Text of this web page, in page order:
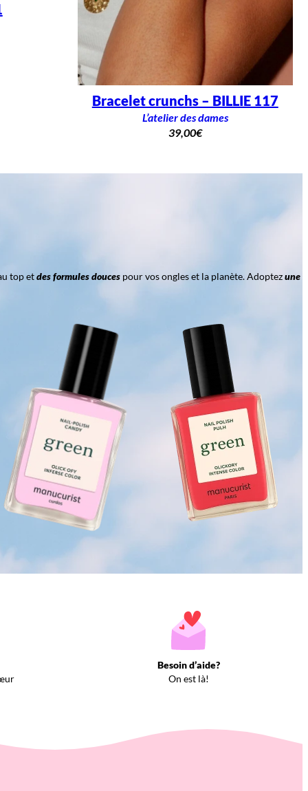
Bracelet crunchs – BILLIE 117
L’atelier des dames
39,00€
top etdes formules doucespour vos ongles et la planète. Adoptezune
Besoin d’aide?
On est là!